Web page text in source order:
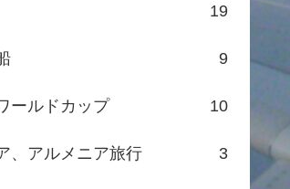
19
9
ールドカップ 10
、アルメニア旅行 3